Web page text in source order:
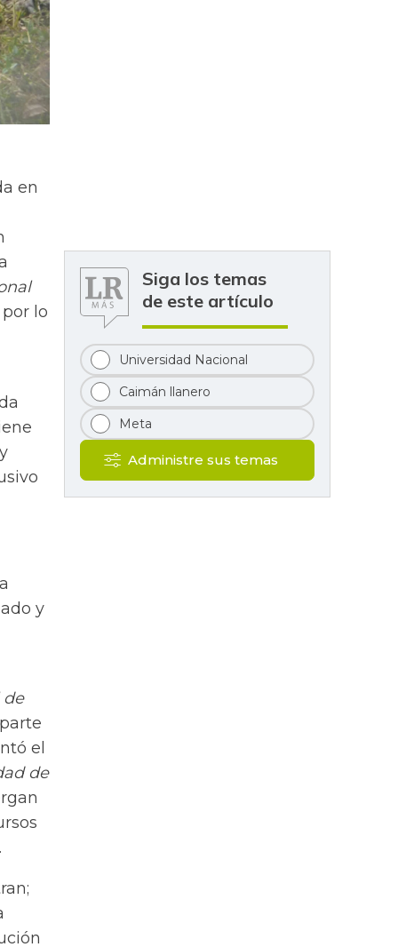
en
lo
y
de
el
de
Siga los temas
de este artículo
Universidad Nacional
Caimán llanero
Meta
Administre sus temas